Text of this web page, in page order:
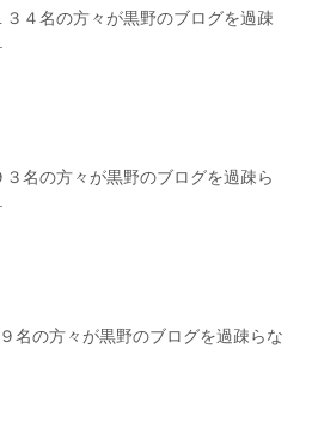
４名の方々が黒野のブログを過疎
名の方々が黒野のブログを過疎ら
名の方々が黒野のブログを過疎らな